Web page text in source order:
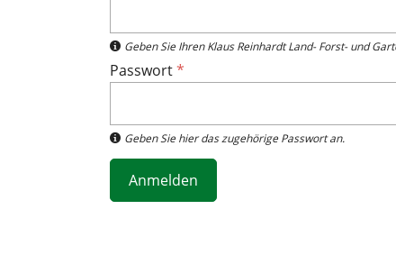
R
e
i
t
r
r
R
i
e
r
Geben Sie Ihren Klaus Reinhardt Land- Forst- und
Passwort*
Geben Sie hier das zugehörige Passwort an.